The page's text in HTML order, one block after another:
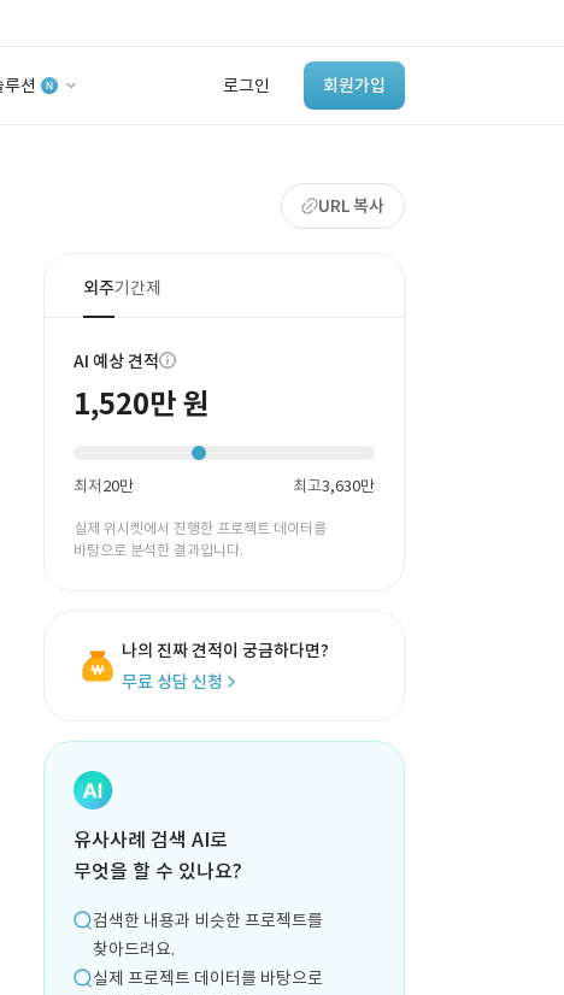
션 로그인 회원가입
‘이런 거’ 만들어본
개발 회사 있어?
바로가기
URL 복사
외주기간제
AI 예상 견적
1,520만 원
최저20만 최고3,630만
실제 위시켓에서 진행한 프로젝트 데이터를
바탕으로 분석한 결과입니다.
나의 진짜 견적이 궁금하다면?
무료 상담 신청
유사사례 검색 AI로
무엇을 할 수 있나요?
검색한 내용과 비슷한 프로젝트를
찾아드려요.
실제 프로젝트 데이터를 바탕으로